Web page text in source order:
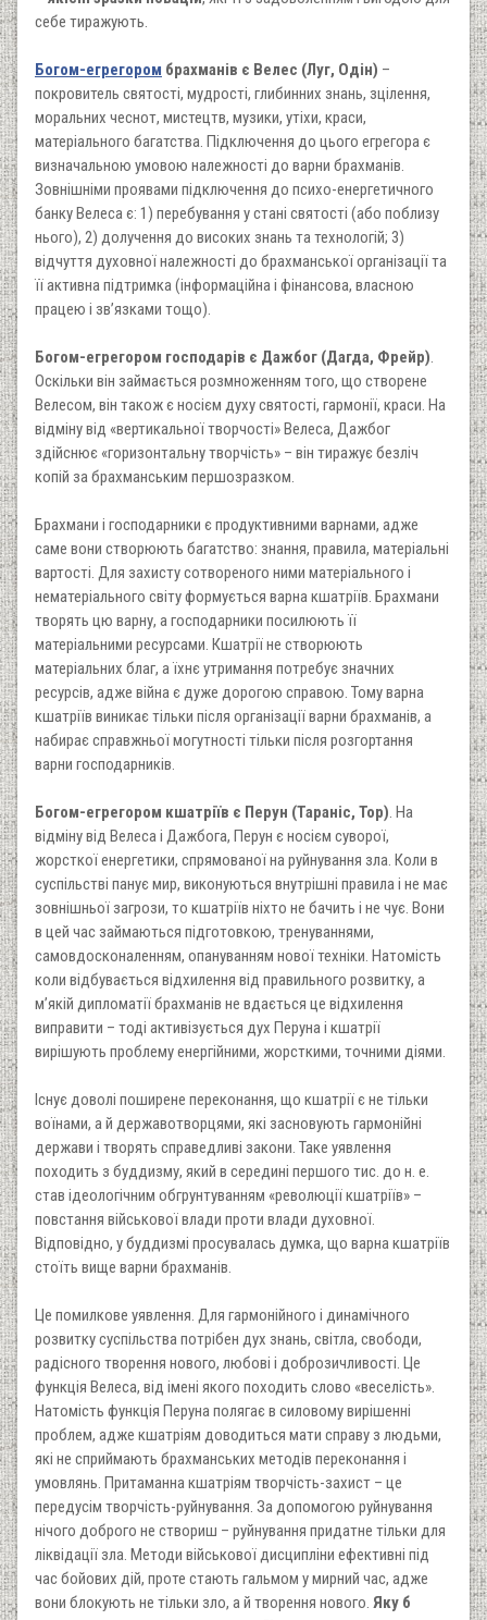
себе тиражують.
Богом-егрегором брахманів є Велес (Луг, Одін) –
покровитель святості, мудрості, глибинних знань, зцілення,
моральних чеснот, мистецтв, музики, утіхи, краси,
матеріального багатства. Підключення до цього егрегора є
визначальною умовою належності до варни брахманів.
Зовнішніми проявами підключення до психо-енергетичного
банку Велеса є: 1) перебування у стані святості (або поблизу
нього), 2) долучення до високих знань та технологій; 3)
відчуття духовної належності до брахманської організації та
її активна підтримка (інформаційна і фінансова, власною
працею і зв’язками тощо).
Богом-егрегором господарів є Дажбог (Дагда, Фрейр).
Оскільки він займається розмноженням того, що створене
Велесом, він також є носієм духу святості, гармонії, краси. На
відміну від «вертикальної творчості» Велеса, Дажбог
здійснює «горизонтальну творчість» – він тиражує безліч
копій за брахманським першозразком.
Брахмани і господарники є продуктивними варнами, адже
саме вони створюють багатство: знання, правила, матеріальні
вартості. Для захисту сотвореного ними матеріального і
нематеріального світу формується варна кшатріїв. Брахмани
творять цю варну, а господарники посилюють її
матеріальними ресурсами. Кшатрії не створюють
матеріальних благ, а їхнє утримання потребує значних
ресурсів, адже війна є дуже дорогою справою. Тому варна
кшатріїв виникає тільки після організації варни брахманів, а
набирає справжньої могутності тільки після розгортання
варни господарників.
Богом-егрегором кшатріїв є Перун (Тараніс, Тор). На
відміну від Велеса і Дажбога, Перун є носієм суворої,
жорсткої енергетики, спрямованої на руйнування зла. Коли в
суспільстві панує мир, виконуються внутрішні правила і не має
зовнішньої загрози, то кшатріїв ніхто не бачить і не чує. Вони
в цей час займаються підготовкою, тренуваннями,
самовдосконаленням, опануванням нової техніки. Натомість
коли відбувається відхилення від правильного розвитку, а
м’якій дипломатії брахманів не вдається це відхилення
виправити – тоді активізується дух Перуна і кшатрії
вирішують проблему енергійними, жорсткими, точними діями.
Існує доволі поширене переконання, що кшатрії є не тільки
воїнами, а й державотворцями, які засновують гармонійні
держави і творять справедливі закони. Таке уявлення
походить з буддизму, який в середині першого тис. до н. е.
став ідеологічним обгрунтуванням «революції кшатріїв» –
повстання військової влади проти влади духовної.
Відповідно, у буддизмі просувалась думка, що варна кшатріїв
стоїть вище варни брахманів.
Це помилкове уявлення. Для гармонійного і динамічного
розвитку суспільства потрібен дух знань, світла, свободи,
радісного творення нового, любові і доброзичливості. Це
функція Велеса, від імені якого походить слово «веселість».
Натомість функція Перуна полягає в силовому вирішенні
проблем, адже кшатріям доводиться мати справу з людьми,
які не сприймають брахманських методів переконання і
умовлянь. Притаманна кшатріям творчість-захист – це
передусім творчість-руйнування. За допомогою руйнування
нічого доброго не створиш – руйнування придатне тільки для
ліквідації зла. Методи військової дисципліни ефективні під
час бойових дій, проте стають гальмом у мирний час, адже
вони блокують не тільки зло, а й творення нового. Яку б